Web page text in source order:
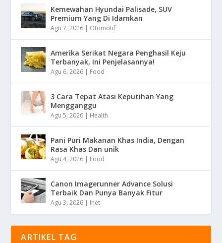
Kemewahan Hyundai Palisade, SUV
Premium Yang Di Idamkan
Agu 7, 2026 | Otomotif
Amerika Serikat Negara Penghasil Keju
Terbanyak, Ini Penjelasannya!
Agu 6, 2026 | Food
3 Cara Tepat Atasi Keputihan Yang
Mengganggu
Agu 5, 2026 | Health
Pani Puri Makanan Khas India, Dengan
Rasa Khas Dan unik
Agu 4, 2026 | Food
Canon Imagerunner Advance Solusi
Terbaik Dan Punya Banyak Fitur
Agu 3, 2026 | Inet
ARTIKEL TAG